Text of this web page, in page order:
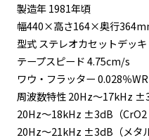
製造年 1981年頃
幅440×高さ164×奥行
型式 ステレオカセットデッキ
テープスピード 4.75cm/s
ワウ・フラッター 0.028％
周波数特性 20Hz〜17kHz
20Hz〜18kHz ±3dB（CrO2
20Hz〜21kHz ±3dB（メタル